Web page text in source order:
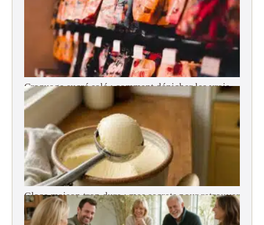
Craquage sucré salé : comment dénicher les vrais
snacks américains en France ?
Glace maison trop dure : mes secrets pour retrouver
une texture onctueuse (adieu le bloc de béton !)